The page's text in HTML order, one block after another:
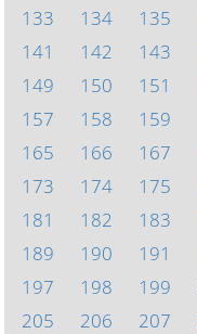
133
134 135
141
142 143
149
150 151
157
158 159
165
166 167
173
174 175
181
182 183
189
190 191
197
198 199
205
206 207